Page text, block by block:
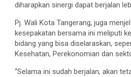
diharapkan sinergi dapat berjalan
Pj. Wali Kota Tangerang, juga
kesepakatan bersama ini meliputi
bidang yang bisa diselaraskan,
Kesehatan, Perekonomian dan
“Selama ini sudah berjalan, akan